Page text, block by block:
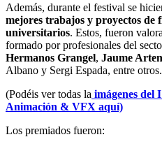
Además, durante el festival se
mejores trabajos y proyectos de
universitarios. Estos, fueron
formado por profesionales del
Hermanos Grangel, Jaume
Albano y Sergi Espada, entre otros.
(Podéis ver todas la imágenes del
Animación & VFX aquí)
Los premiados fueron: